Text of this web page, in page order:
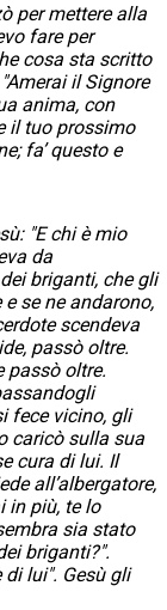
per mettere alla
fare per
cosa sta scritto
il Signore
anima, con
il tuo prossimo
fa’ questo e
"E chi è mio
da
briganti, che gli
se ne andarono,
scendeva
passò oltre.
passò oltre.
fece vicino, gli
caricò sulla sua
cura di lui. Il
all’albergatore,
in più, te lo
sia stato
briganti?".
lui". Gesù gli